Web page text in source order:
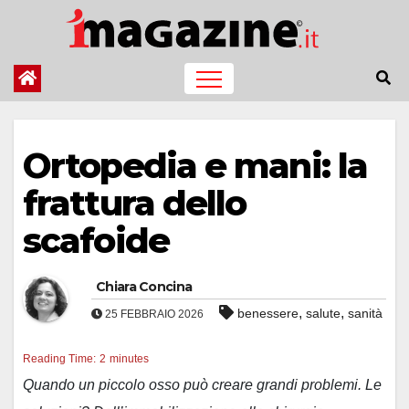
contenuto
Ortopedia e mani: la
frattura dello
scafoide
Chiara Concina
25 FEBBRAIO 2026 benessere, salute, sanità
Reading Time: 2 minutes
Quando un piccolo osso può creare grandi problemi. Le